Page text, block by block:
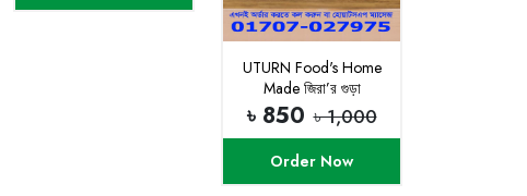
UTURN Food's Home
Made জিরা’র গুড়া
৳ 850 ৳ 1,000
Order Now